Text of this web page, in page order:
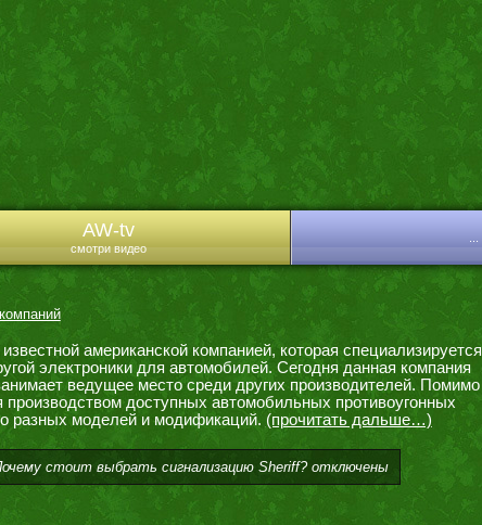
AW-tv
смотри видео
американской компанией, которая специализируется
электроники для автомобилей. Сегодня данная компания
ведущее место среди других производителей. Помимо
доступных автомобильных противоугонных
разных моделей и модификаций. (прочитать дальше…)
стоит выбрать сигнализацию Sheriff?отключены